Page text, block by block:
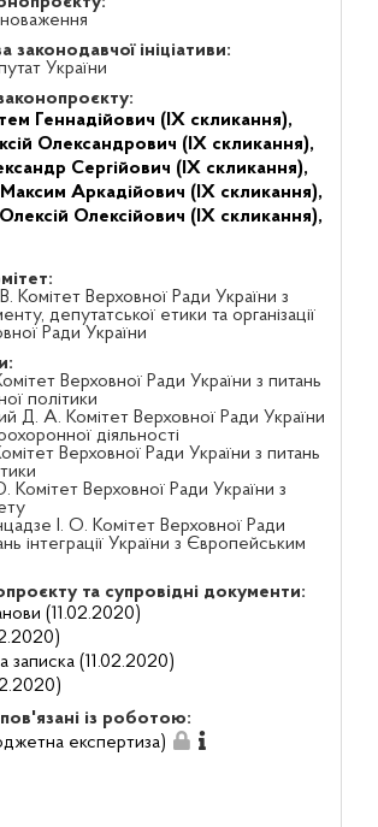
законодавчої ініціативи:
України
законопроєкту:
Геннадійович (IX скликання),
Олександрович (IX скликання),
Сергійович (IX скликання),
Аркадійович (IX скликання),
Олексійович (IX скликання),
Комітет Верховної Ради України з
депутатської етики та організації
Ради України
Верховної Ради України з питань
політики
Д. А. Комітет Верховної Ради України
діяльності
Верховної Ради України з питань
Верховної Ради України з
І. О. Комітет Верховної Ради
інтеграції України з Європейським
та супровідні документи:
(11.02.2020)
записка (11.02.2020)
із роботою:
експертиза)